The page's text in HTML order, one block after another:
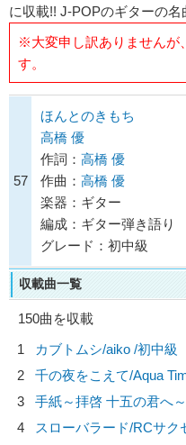
に収載!! J-POPのギターの名
※大変申し訳ありませんが
す。
57
ほんとのきもち
高橋 優
作詞： 高橋 優
作曲： 高橋 優
楽器：ギター
編成：ギター弾き語り
グレード：初中級
収載曲一覧
150曲を収載
1
カブトムシ/aiko /初中級
2
千の夜をこえて/Aqua
3
手紙～拝啓 十五の君へ
4
スローバラード/RCサク